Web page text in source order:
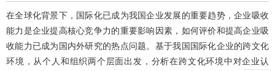
在全球化背景下，国际化已成为我国企业发展的重要趋势，企业吸收
能力是企业提高核心竞争力的重要影响因素，如何评价和提高企业吸
收能力已成为国内外研究的热点问题。基于我国国际化企业的跨文化
环境，从个人和组织两个层面出发，分析在跨文化环境中对企业认